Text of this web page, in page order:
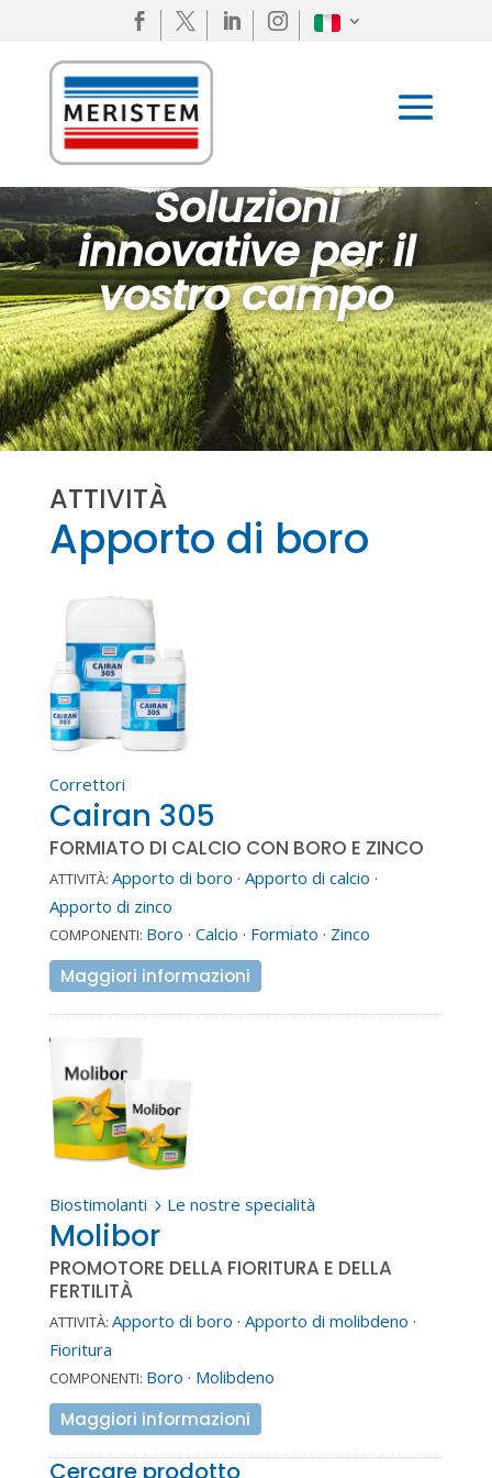
   
Soluzioni
innovative per il
vostro campo
ATTIVITÀ
Apporto di boro
Correttori
Cairan 305
FORMIATO DI CALCIO CON BORO E ZINCO
ATTIVITÀ: Apporto di boro · Apporto di calcio ·
Apporto di zinco
COMPONENTI: Boro · Calcio · Formiato · Zinco
Maggiori informazioni
Biostimolanti 5 Le nostre specialità
Molibor
PROMOTORE DELLA FIORITURA E DELLA
FERTILITÀ
ATTIVITÀ: Apporto di boro · Apporto di molibdeno ·
Fioritura
COMPONENTI: Boro · Molibdeno
Maggiori informazioni
Cercare prodotto